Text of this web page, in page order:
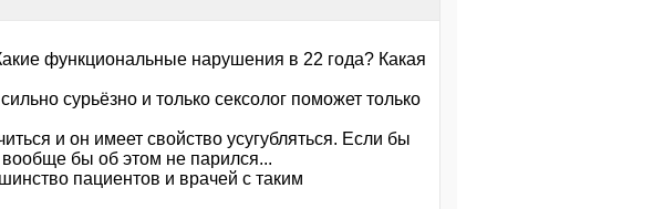
функциональные нарушения в 22 года? Какая
сурьёзно и только сексолог поможет только
и он имеет свойство усугубляться. Если бы
бы об этом не парился...
пациентов и врачей с таким